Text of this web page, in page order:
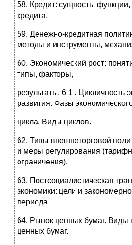
58. Кредит: сущность,
кредита.
59. Денежно-кредитная
методы и инст­рументы,
60. Экономический рост:
типы, факторы,
результаты. 6 1 . Цикличность
развития. Фазы
цикла. Виды циклов.
62. Типы внешнеторговой
и меры регу­лирования
ограничения).
63. Постсоциалистическая
экономики: цели и
периода.
64. Рынок ценных бумаг. Виды
ценных бумаг.